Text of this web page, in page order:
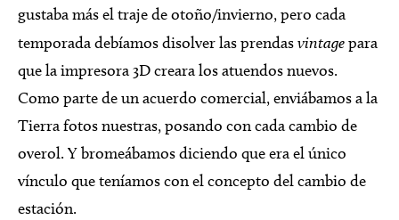
gustaba más el traje de otoño/invierno, pero cada
temporada debíamos disolver las prendasvintagepara
que la impresora 3D creara los atuendos nuevos.
Como parte de un acuerdo comercial, enviábamos a la
Tierra fotos nuestras, posando con cada cambio de
overol. Y bromeábamos diciendo que era el único
vínculo que teníamos con el concepto del cambio de
estación.